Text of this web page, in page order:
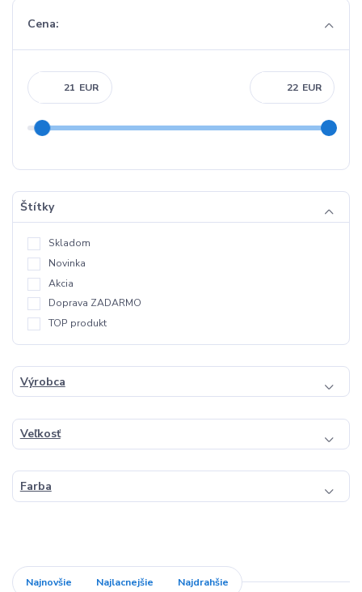
Cena:
EUR EUR
Štítky
Skladom
Novinka
Akcia
Doprava ZADARMO
TOP produkt
Výrobca
Veľkosť
Farba
Najnovšie Najlacnejšie Najdrahšie